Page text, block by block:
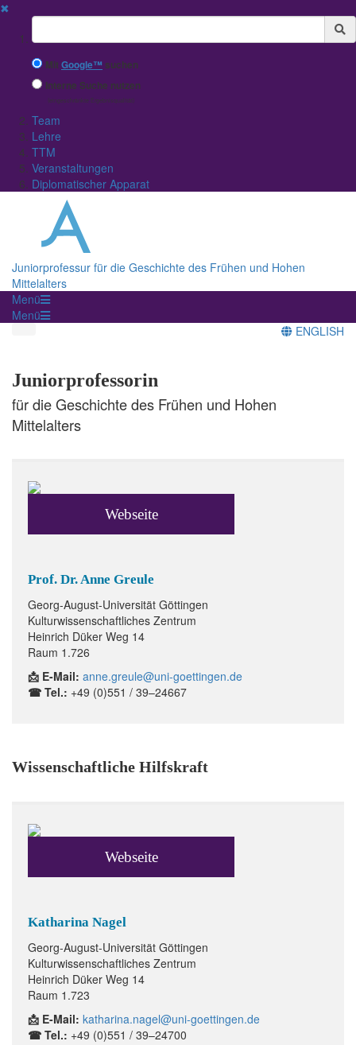
✖
Suchbegriff
MitGoogle™ suchen
Interne Suche nutzen
(eingeschränkte Ergebnisqualität)
Team
Lehre
TTM
Veranstaltungen
Diplomatischer Apparat
Juniorprofessur für die Geschichte des Frühen und Hohen
Mittelalters
Menü
Menü
ENGLISH
Juniorprofessorin
für die Geschichte des Frühen und Hohen
Mittelalters
Webseite
Prof. Dr. Anne Greule
Georg-August-Universität Göttingen
Kulturwissenschaftliches Zentrum
Heinrich Düker Weg 14
Raum 1.726
📩 E-Mail: anne.greule@uni-goettingen.de
☎ Tel.: +49 (0)551 / 39–24667
Wissenschaftliche Hilfskraft
Webseite
Katharina Nagel
Georg-August-Universität Göttingen
Kulturwissenschaftliches Zentrum
Heinrich Düker Weg 14
Raum 1.723
📩 E-Mail: katharina.nagel@uni-goettingen.de
☎ Tel.: +49 (0)551 / 39–24700